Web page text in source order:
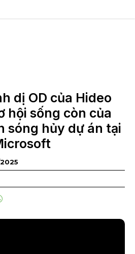
tin công nghệ
dị OD của Hideo
hội sống còn của
sóng hủy dự án tại